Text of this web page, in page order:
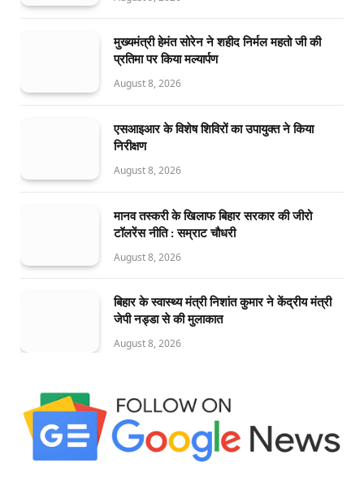
मुख्यमंत्री हेमंत सोरेन ने शहीद निर्मल महतो जी की
प्रतिमा पर किया मल्यार्पण
August 8, 2026
एसआइआर के विशेष शिविरों का उपायुक्त ने किया
निरीक्षण
August 8, 2026
मानव तस्करी के खिलाफ बिहार सरकार की जीरो
टॉलरेंस नीति : सम्राट चौधरी
August 8, 2026
बिहार के स्वास्थ्य मंत्री निशांत कुमार ने केंद्रीय मंत्री
जेपी नड्डा से की मुलाकात
August 8, 2026